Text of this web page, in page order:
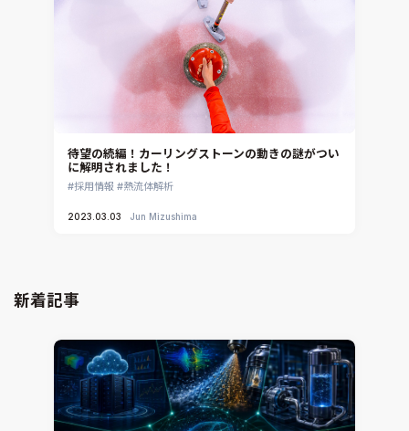
待望の続編！カーリングストーンの動きの謎がつい
に解明されました！
採用情報 熱流体解析
2023.03.03 Jun Mizushima
新着記事